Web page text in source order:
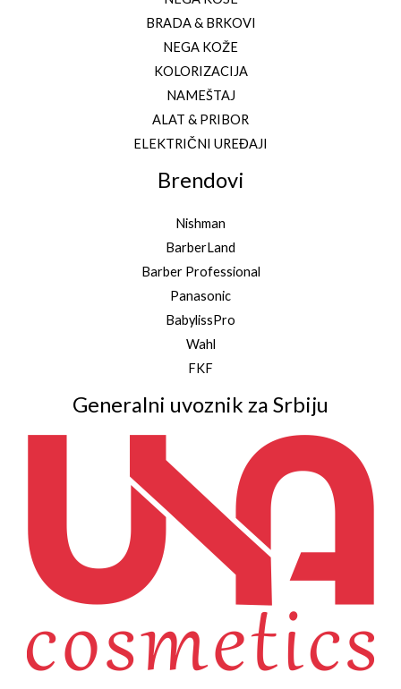
BRADA & BRKOVI
NEGA KOŽE
KOLORIZACIJA
NAMEŠTAJ
ALAT & PRIBOR
ELEKTRIČNI UREĐAJI
Brendovi
Nishman
BarberLand
Barber Professional
Panasonic
BabylissPro
Wahl
FKF
Generalni uvoznik za Srbiju